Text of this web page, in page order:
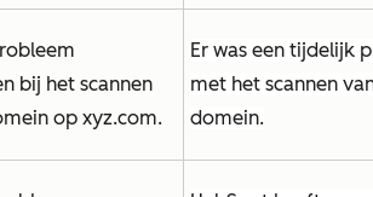
bij het scannen
op xyz.com.
Er was een tijdelijk
met het scannen
domein.